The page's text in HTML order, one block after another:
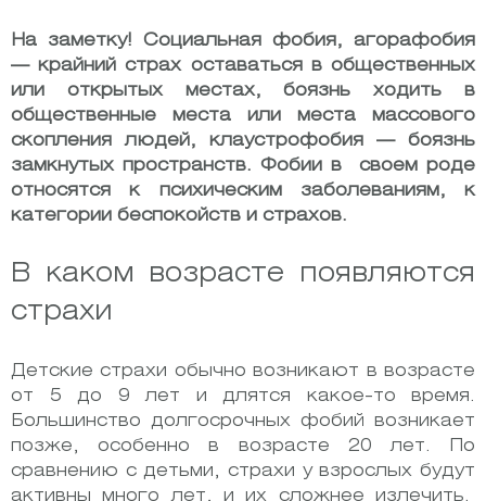
На заметку! Социальная фобия, агорафобия
— крайний страх оставаться в общественных
или открытых местах, боязнь ходить в
общественные места или места массового
скопления людей, клаустрофобия — боязнь
замкнутых пространств. Фобии в своем роде
относятся к психическим заболеваниям, к
категории беспокойств и страхов.
В каком возрасте появляются
страхи
Детские страхи обычно возникают в возрасте
от 5 до 9 лет и длятся какое-то время.
Большинство долгосрочных фобий возникает
позже, особенно в возрасте 20 лет. По
сравнению с детьми, страхи у взрослых будут
активны много лет, и их сложнее излечить.